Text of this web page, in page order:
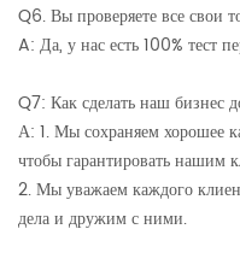
Q6. Вы проверяете все свои
A: Да, у нас есть 100% тест
Q7: Как сделать наш бизнес
А: 1. Мы сохраняем хорошее
чтобы гарантировать нашим
2. Мы уважаем каждого
дела и дружим с ними.